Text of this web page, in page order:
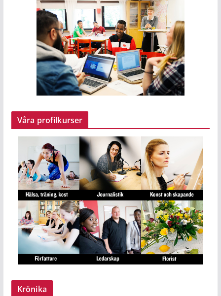
Våra profilkurser
Krönika